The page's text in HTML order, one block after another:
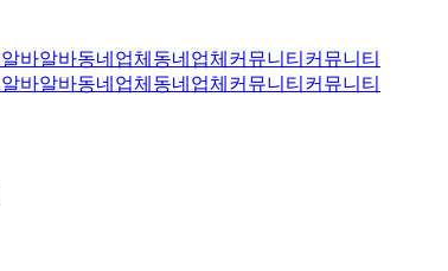
알바알바동네업체 동네업체 커뮤니티 커뮤니티
알바알바동네업체 동네업체 커뮤니티 커뮤니티